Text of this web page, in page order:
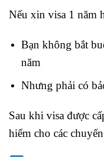
Nếu xin visa 1 năm
Bạn không bắt
năm
Nhưng phải có
Sau khi visa được
hiểm cho các